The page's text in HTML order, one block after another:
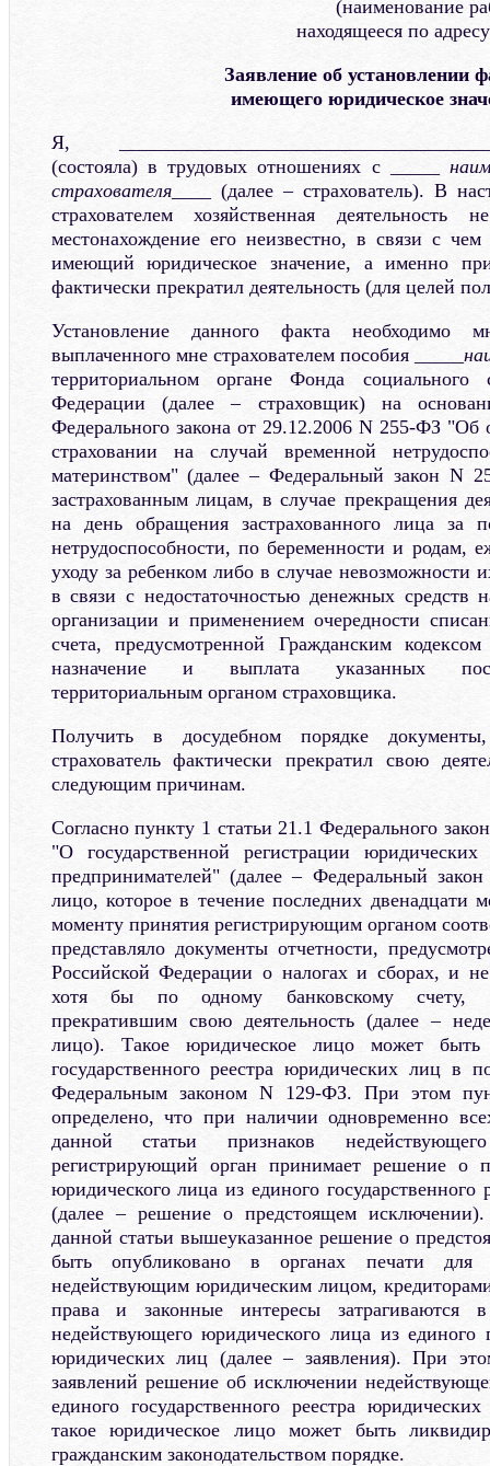
(наименование
находящееся по
Заявление об установлении
имеющего юридическое
Я,
(состояла) в трудовых отношениях с _____
страхователя____
(далее – страхователь). В
страхователем хозяйственная деятельность
местонахождение его неизвестно, в связи с
имеющий юридическое значение, а именно
фактически прекратил деятельность (для целей
Установление данного факта необходимо
выплаченного мне страхователем пособия _____
территориальном органе Фонда социального
Федерации (далее – страховщик) на
Федерального закона от 29.12.2006 N 255-ФЗ "Об
страховании на случай временной
материнством" (далее – Федеральный закон N
застрахованным лицам, в случае прекращения
на день обращения застрахованного лица за
нетрудоспособности, по беременности и родам,
уходу за ребенком либо в случае невозможности
в связи с недостаточностью денежных средств
организации и применением очередности
счета, предусмотренной Гражданским
назначение и выплата указанных
территориальным органом страховщика.
Получить в досудебном порядке
страхователь фактически прекратил свою
следующим причинам.
Согласно пункту 1 статьи 21.1 Федерального
"О государственной регистрации
предпринимателей" (далее – Федеральный
лицо, которое в течение последних двенадцати
моменту принятия регистрирующим органом
представляло документы отчетности,
Российской Федерации о налогах и сборах, и
хотя бы по одному банковскому счету,
прекратившим свою деятельность (далее –
лицо). Такое юридическое лицо может быть
государственного реестра юридических лиц в
Федеральным законом N 129-ФЗ. При этом
определено, что при наличии одновременно
данной статьи признаков
регистрирующий орган принимает решение о
юридического лица из единого
(далее – решение о предстоящем
данной статьи вышеуказанное решение о
быть опубликовано в органах печати для
недействующим юридическим лицом,
права и законные интересы затрагиваются
недействующего юридического лица из единого
юридических лиц (далее – заявления). При
заявлений решение об исключении
единого государственного реестра
такое юридическое лицо может быть
гражданским законодательством порядке.